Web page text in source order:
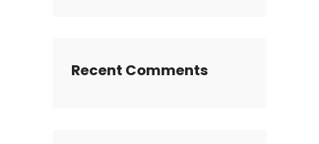
Recent Comments